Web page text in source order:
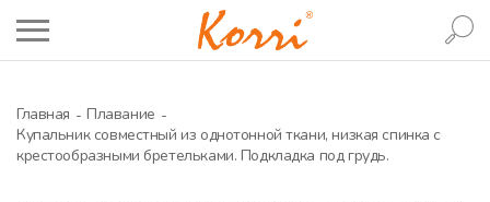
Главная
Плавание
Купальник совместный из однотонной ткани, низкая спинка с
крестообразными бретельками. Подкладка под грудь.